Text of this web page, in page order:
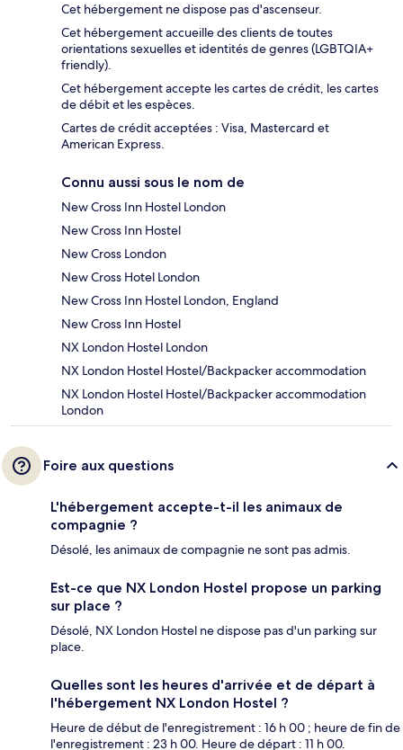
Cet hébergement ne dispose pas d'ascenseur.
Cet hébergement accueille des clients de toutes
orientations sexuelles et identités de genres (LGBTQIA+
friendly).
Cet hébergement accepte les cartes de crédit, les cartes
de débit et les espèces.
Cartes de crédit acceptées : Visa, Mastercard et
American Express.
Connu aussi sous le nom de
New Cross Inn Hostel London
New Cross Inn Hostel
New Cross London
New Cross Hotel London
New Cross Inn Hostel London, England
New Cross Inn Hostel
NX London Hostel London
NX London Hostel Hostel/Backpacker accommodation
NX London Hostel Hostel/Backpacker accommodation
London
Foire aux questions
L'hébergement accepte-t-il les animaux de
compagnie ?
Désolé, les animaux de compagnie ne sont pas admis.
Est-ce que NX London Hostel propose un parking
sur place ?
Désolé, NX London Hostel ne dispose pas d'un parking sur
place.
Quelles sont les heures d'arrivée et de départ à
l'hébergement NX London Hostel ?
Heure de début de l'enregistrement : 16 h 00 ; heure de fin de
l'enregistrement : 23 h 00. Heure de départ : 11 h 00.